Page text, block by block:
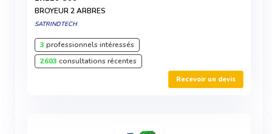
BROYEUR 2 ARBRES
SATRINDTECH
3 professionnels intéressés
2603 consultations récentes
Recevoir un devis